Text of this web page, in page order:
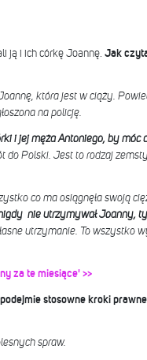
ją i ich córkę Joannę. Jak
która jest w ciąży.
na policję.
i jej męża Antoniego, by móc
Polski. Jest to rodzaj
co ma osiągnęła swoją
nie utrzymywał Joanny,
utrzymanie. To wszystko
za te miesiące' >>
stosowne kroki
spraw.